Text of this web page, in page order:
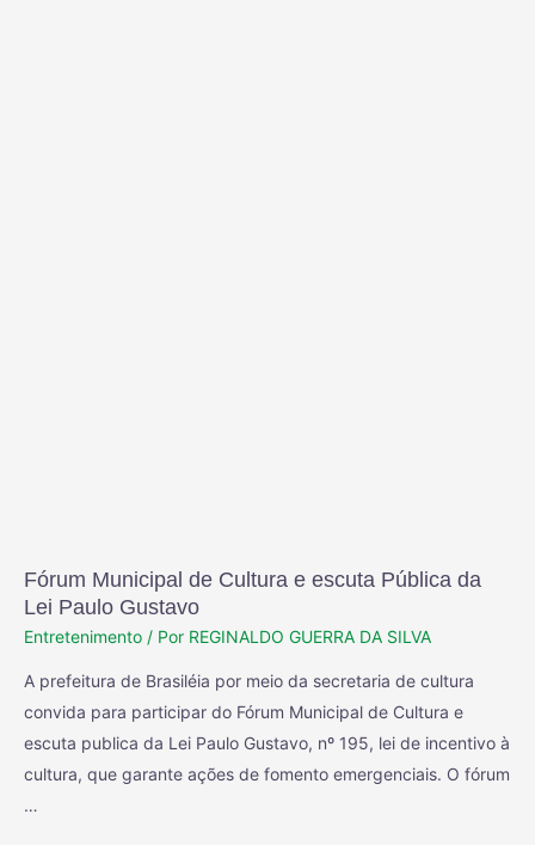
Fórum Municipal de Cultura e escuta Pública da
Lei Paulo Gustavo
Entretenimento / Por REGINALDO GUERRA DA SILVA
A prefeitura de Brasiléia por meio da secretaria de cultura
convida para participar do Fórum Municipal de Cultura e
escuta publica da Lei Paulo Gustavo, nº 195, lei de incentivo à
cultura, que garante ações de fomento emergenciais. O fórum
…